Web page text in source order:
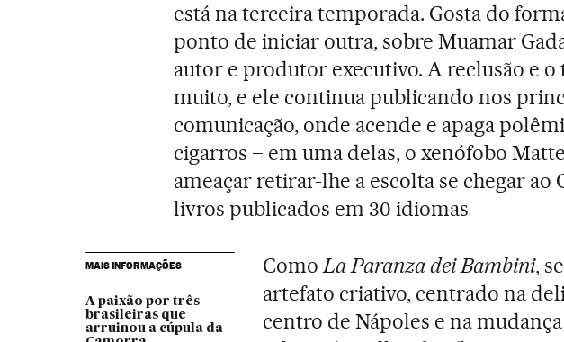
está na terceira temporada. Gosta do
ponto de iniciar outra, sobre Muamar
autor e produtor executivo. A reclusão e o
muito, e ele continua publicando nos
comunicação, onde acende e apaga
cigarros – em uma delas, o xenófobo
ameaçar retirar-lhe a escolta se chegar ao
livros publicados em 30 idiomas
MAIS INFORMAÇÕES
A paixão por três
brasileiras que
arruinou a cúpula da
ComoLa Paranza dei Bambini,
artefato criativo, centrado na
centro de Nápoles e na